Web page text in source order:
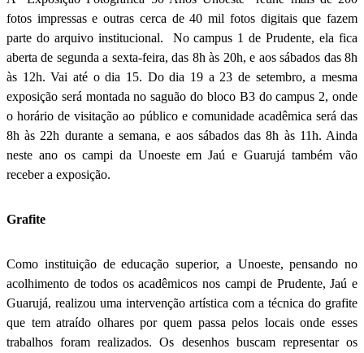
fotos impressas e outras cerca de 40 mil fotos digitais que fazem
parte do arquivo institucional. No campus 1 de Prudente, ela fica
aberta de segunda a sexta-feira, das 8h às 20h, e aos sábados das 8h
às 12h. Vai até o dia 15. Do dia 19 a 23 de setembro, a mesma
exposição será montada no saguão do bloco B3 do campus 2, onde
o horário de visitação ao público e comunidade acadêmica será das
8h às 22h durante a semana, e aos sábados das 8h às 11h. Ainda
neste ano os campi da Unoeste em Jaú e Guarujá também vão
receber a exposição.
Grafite
Como instituição de educação superior, a Unoeste, pensando no
acolhimento de todos os acadêmicos nos campi de Prudente, Jaú e
Guarujá, realizou uma intervenção artística com a técnica do grafite
que tem atraído olhares por quem passa pelos locais onde esses
trabalhos foram realizados. Os desenhos buscam representar os